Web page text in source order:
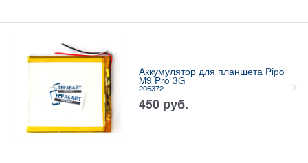
Аккумулятор для планшета Pipo
M9 Pro 3G
206372
450 руб.